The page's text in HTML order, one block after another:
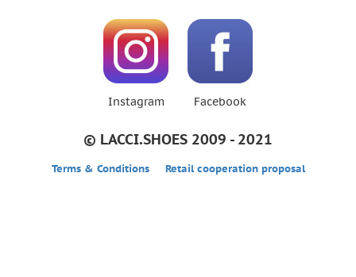
Instagram Facebook
© LACCI.SHOES 2009 - 2021
Terms & Conditions Retail cooperation proposal